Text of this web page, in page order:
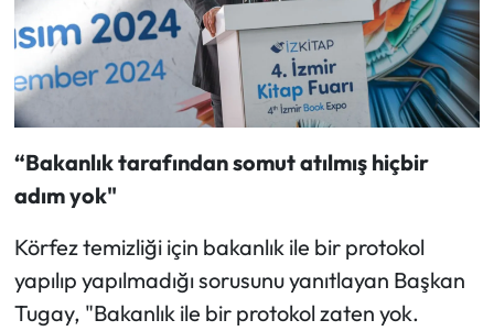
“Bakanlık tarafından somut atılmış hiçbir
adım yok"
Körfez temizliği için bakanlık ile bir protokol
yapılıp yapılmadığı sorusunu yanıtlayan Başkan
Tugay, "Bakanlık ile bir protokol zaten yok.